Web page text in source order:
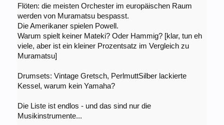
Flöten: die meisten Orchester im europäischen Raum
werden von Muramatsu bespasst.
Die Amerikaner spielen Powell.
Warum spielt keiner Mateki? Oder Hammig? [klar, tun eh
viele, aber ist ein kleiner Prozentsatz im Vergleich zu
Muramatsu]
Drumsets: Vintage Gretsch, PerlmuttSilber lackierte
Kessel, warum kein Yamaha?
Die Liste ist endlos - und das sind nur die
Musikinstrumente...